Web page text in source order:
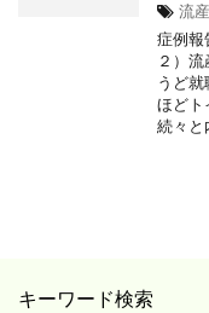
流産
症例報
２）
うど
ほどト
続々と
キーワード検索